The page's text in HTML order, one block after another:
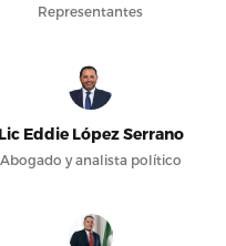
Representantes
Lic Eddie López Serrano
Abogado y analista político